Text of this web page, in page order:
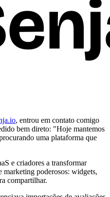
, entrou em contato comigo
bem direto: "Hoje mantemos
uma plataforma que
e criadores a transformar
marketing poderosos: widgets,
compartilhar.